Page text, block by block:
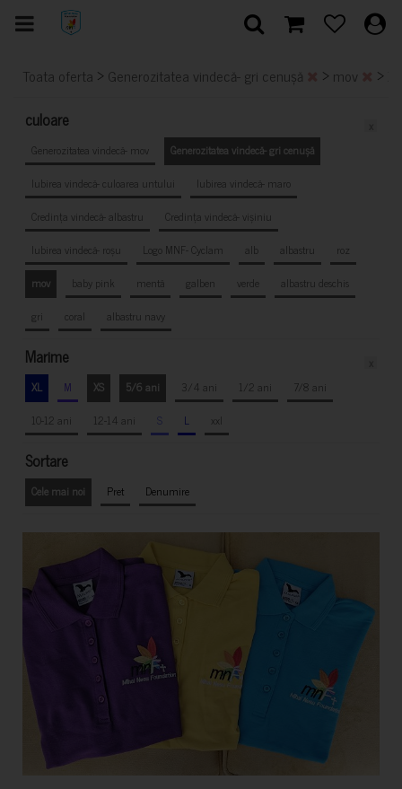
Toata oferta > Generozitatea vindecă- gri cenușă > mov >
culoare
Generozitatea vindecă- mov
Generozitatea vindecă- gri cenușă
Iubirea vindecă- culoarea untului
Iubirea vindecă- maro
Credința vindecă- albastru
Credința vindecă- vișiniu
Iubirea vindecă- roșu
Logo MNF- Cyclam alb albastru
roz
mov
baby pink mentă galben verde
albastru deschis
gri
coral albastru navy
Marime
XL M XS 5/6 ani 3/4 ani 1/2 ani
7/8 ani
10-12 ani
12-14 ani S L xxl
Sortare
Cele mai noi Pret Denumire